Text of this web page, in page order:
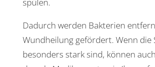
Dadurch werden Bakte­rien
Wund­hei­lung geför­dert. Wenn die
beson­ders stark sind, können